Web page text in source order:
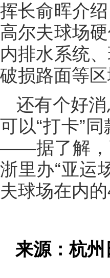
挥长俞晖介
高尔夫球场
内排水系统
破损路面等
还有个好
可以“打卡”
——据了解，
浙里办“亚运
夫球场在内
来源：杭